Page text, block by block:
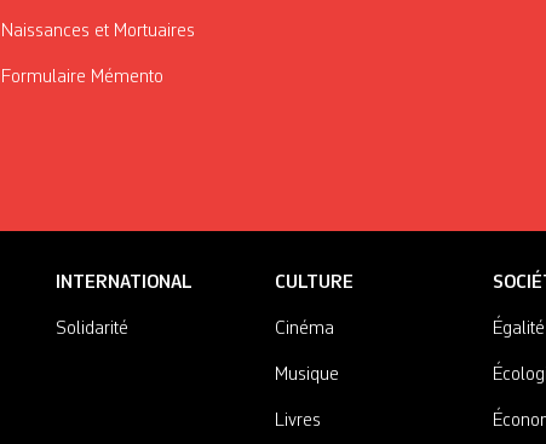
Naissances et Mortuaires
Formulaire Mémento
INTERNATIONAL
Solidarité
CULTURE
Cinéma
Musique
Livres
Égalité